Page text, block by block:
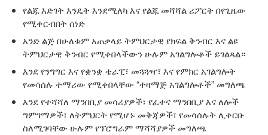
የልጁ እድገት እንዴት እንደሚለካ እና የልጁ መሻሻል ሪፖርት በየጊዜው
የሚቀርብበት ሰነድ
አንድ ልጅ በሁለቱም አጠቃላይ ትምህርታዊ የክፍል ቅንብር እና ልዩ
ትምህርታዊ ቅንብር የሚቀበላችውን ሁሉም አገልግሎቶች ይገልጻል።
እንደ የንግግር እና የቋንቋ ቴራፒ፣ መጓጓዣ፣ እና የምክር አገልግሎት
የመሳሰሉ ተማሪው የሚቀበላቸው “ተዛማጅ አገልግሎቶች” መግለጫ
እንደ የተሻሻለ ማንበቢያ መሳሪያዎች፣ የፈተና ማንበቢያ እና ለሎች
ግምገማዎች፣ ለትምህርት የሚሆኑ መቅጃዎች፣ የመሳሰሉት ሊቀርቡ
ስለሚገባቸው ሁሉም የፕሮግራም ማሻሻያዎች መግለጫ